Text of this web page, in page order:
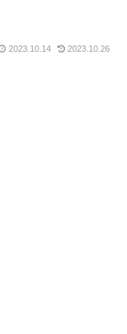
2023.10.14 2023.10.26